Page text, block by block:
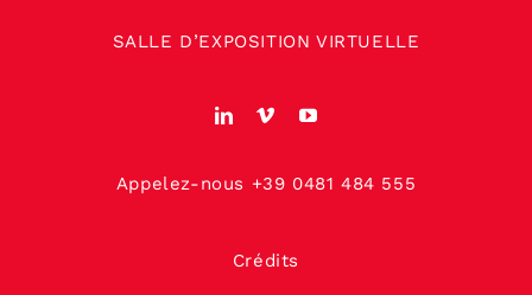
SALLE D’EXPOSITION VIRTUELLE
Appelez-nous +39 0481 484 555
Crédits